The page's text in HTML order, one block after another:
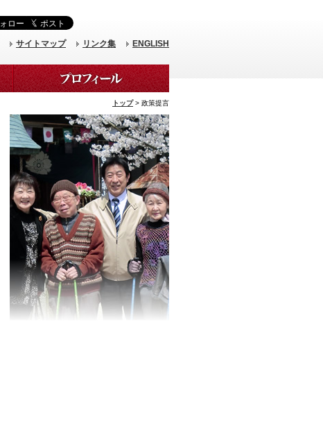
ENGLISH
リンク集
サイトマップ
トップ> 政策提言